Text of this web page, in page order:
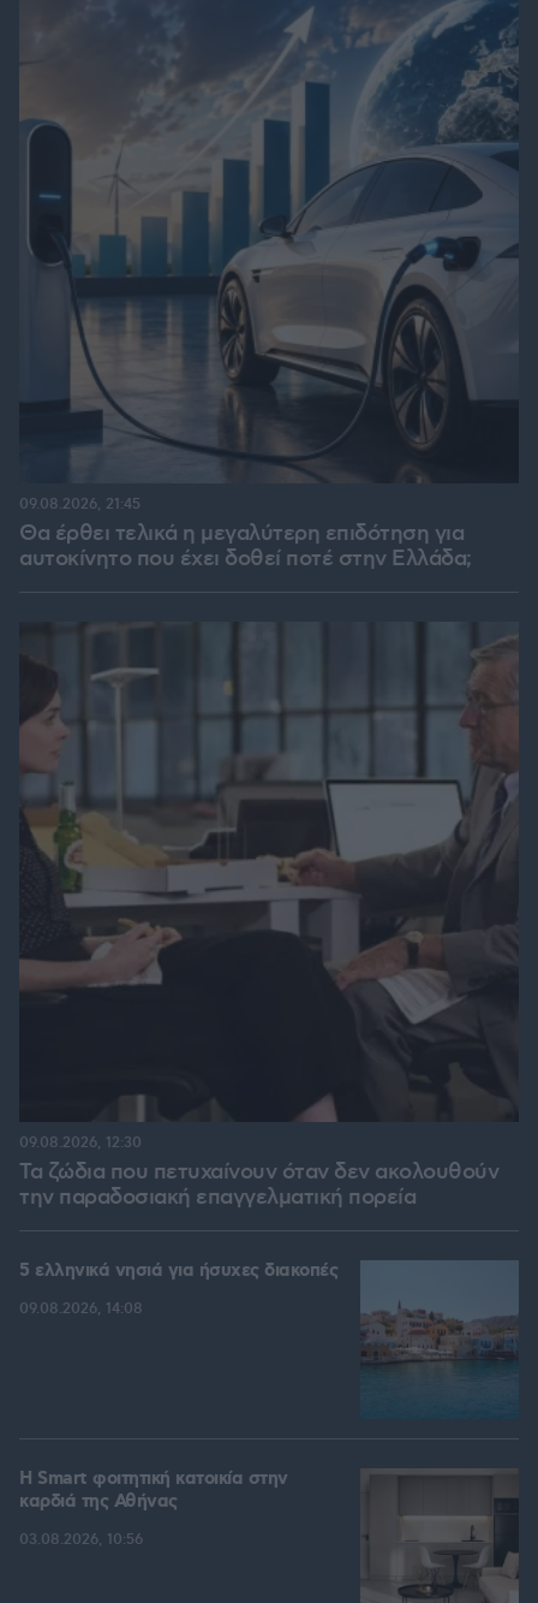
Θα έρθει τελικά η μεγαλύτερη επιδότηση για
αυτοκίνητο που έχει δοθεί ποτέ στην Ελλάδα;
09.08.2026, 21:45
Τα ζώδια που πετυχαίνουν όταν δεν ακολουθούν
την παραδοσιακή επαγγελματική πορεία
09.08.2026, 12:30
5 ελληνικά νησιά για ήσυχες διακοπές
09.08.2026, 14:08
Η Smart φοιτητική κατοικία στην
καρδιά της Αθήνας
03.08.2026, 10:56